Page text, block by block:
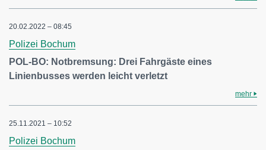
20.02.2022 – 08:45
Polizei Bochum
POL-BO: Notbremsung: Drei Fahrgäste eines
Linienbusses werden leicht verletzt
mehr
25.11.2021 – 10:52
Polizei Bochum